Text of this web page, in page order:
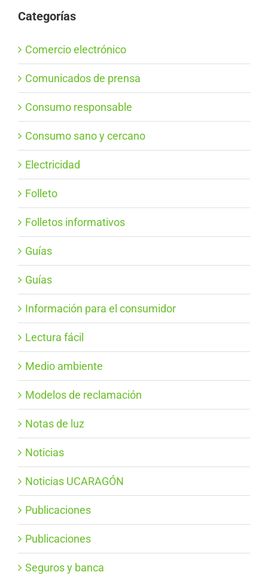
Categorías
Comercio electrónico
Comunicados de prensa
Consumo responsable
Consumo sano y cercano
Electricidad
Folleto
Folletos informativos
Guías
Guías
Información para el consumidor
Lectura fácil
Medio ambiente
Modelos de reclamación
Notas de luz
Noticias
Noticias UCARAGÓN
Publicaciones
Publicaciones
Seguros y banca